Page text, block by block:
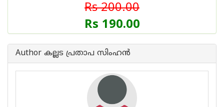
Rs 200.00
Rs 190.00
Author കല്ലട പ്രതാപ സിംഹന്‍